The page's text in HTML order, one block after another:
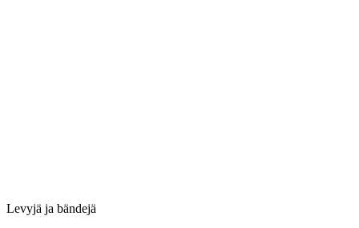
Levyjä ja bändejä